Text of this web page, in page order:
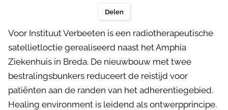
Delen
Voor Instituut Verbeeten is een radiotherapeutische
satellietloctie gerealiseerd naast het Amphia
Ziekenhuis in Breda. De nieuwbouw met twee
bestralingsbunkers reduceert de reistijd voor
patiënten aan de randen van het adherentiegebied.
Healing environment is leidend als ontwerpprincipe.